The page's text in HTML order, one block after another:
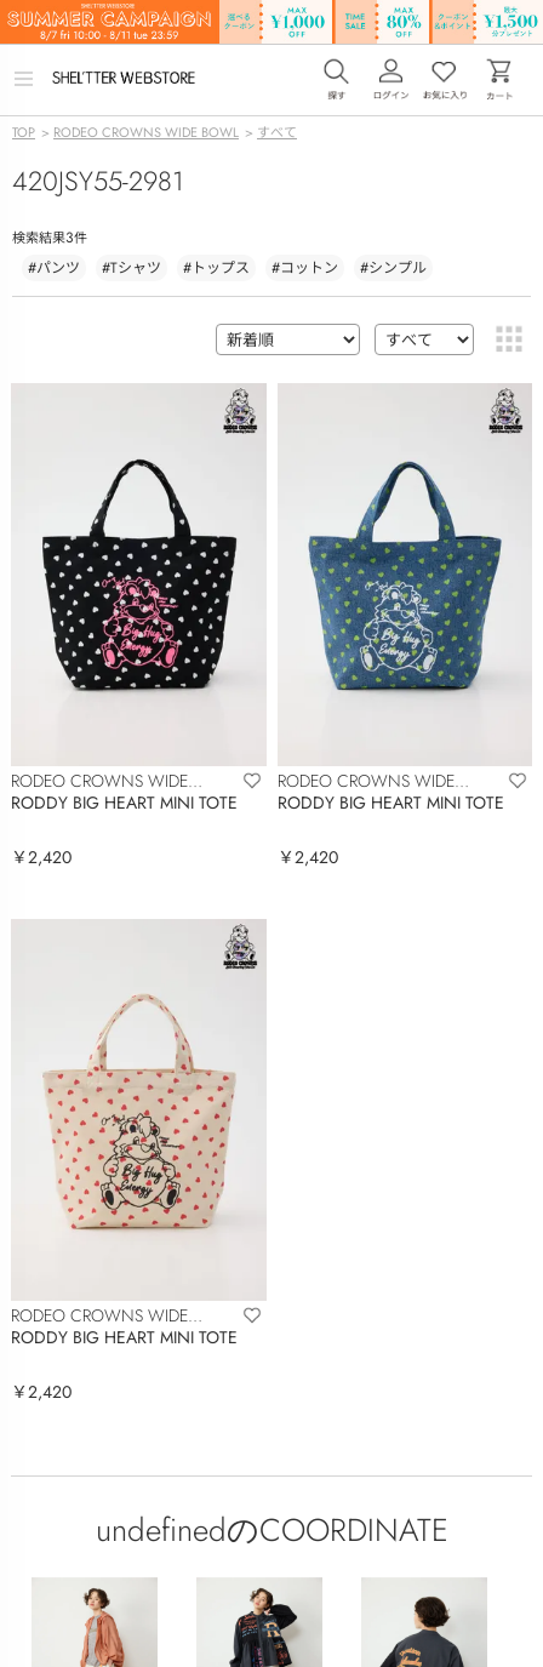
メ
ー
開
く
TOP > RODEO CROWNS WIDE BOWL > すべて
420JSY55-2981
検索結果3件
#パンツ #Tシャツ #トップス #コットン #シンプル
RODEO CROWNS WIDE
BOWL
RODDY BIG HEART MINI TOTE
￥2,420
RODEO CROWNS WIDE
BOWL
RODDY BIG HEART MINI TOTE
￥2,420
RODEO CROWNS WIDE
BOWL
RODDY BIG HEART MINI TOTE
￥2,420
undefinedのCOORDINATE